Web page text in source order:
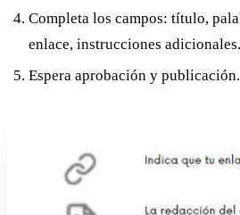
Completa los campos: título,
enlace, instrucciones adicionales.
Espera aprobación y publicación.